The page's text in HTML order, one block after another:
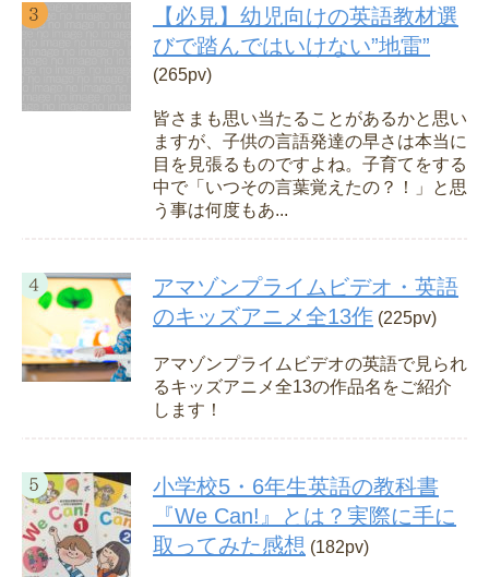
【必見】幼児向けの英語教材選
びで踏んではいけない”地雷”
(265pv)
皆さまも思い当たることがあるかと思い
ますが、子供の言語発達の早さは本当に
目を見張るものですよね。子育てをする
中で「いつその言葉覚えたの？！」と思
う事は何度もあ...
アマゾンプライムビデオ・英語
のキッズアニメ全13作 (225pv)
アマゾンプライムビデオの英語で見られ
るキッズアニメ全13の作品名をご紹介
します！
小学校5・6年生英語の教科書
『We Can!』とは？実際に手に
取ってみた感想 (182pv)